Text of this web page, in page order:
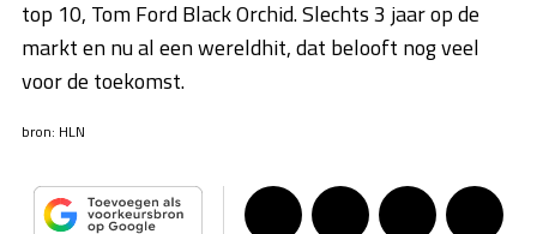
top 10, Tom Ford Black Orchid. Slechts 3 jaar op de
markt en nu al een wereldhit, dat belooft nog veel
voor de toekomst.
bron: HLN